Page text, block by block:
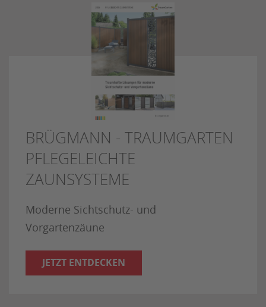
BRÜGMANN - TRAUMGARTEN
PFLEGELEICHTE
ZAUNSYSTEME
Moderne Sichtschutz- und
Vorgartenzäune
JETZT ENTDECKEN